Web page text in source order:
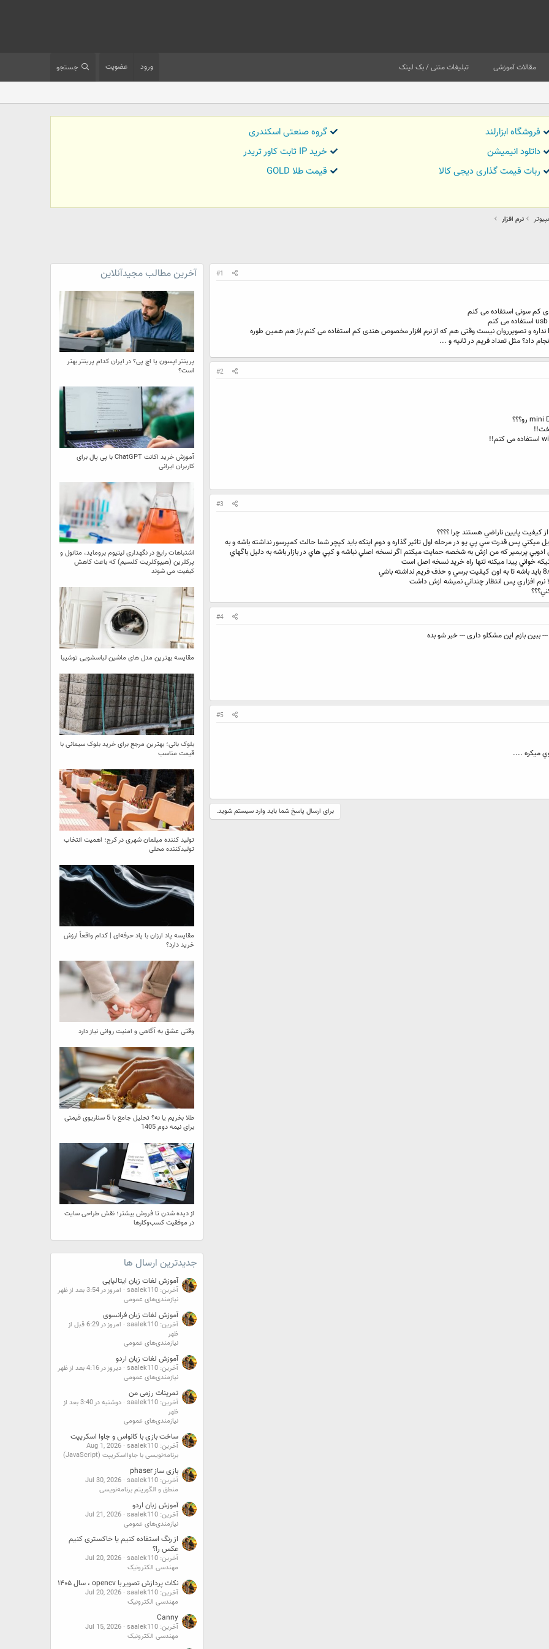
مقالات آموزشی تبلیغات متنی / بک لینک ورود عضویت جستجو
فروشگاه ابزارلند
گروه صنعتی اسکندری
داتلود انیمیشن
خرید IP ثابت کاور تریدر
ربات قیمت گذاری دیجی کالا
قیمت طلا GOLD
نرم افزار
#1
داد؟ مثل تعداد فریم در ثانیه و ...
#2
#3
کيفيت پايين ناراضي هستند چرا ؟؟؟؟
ميکني پس قدرت سي پي يو در مرحله اول تاثير گذاره و دوم اينکه بايد کپچر شما حالت کمپرسور نداشته باشه و به
پريمير که من ازش به شخصه حمايت ميکنم اگر نسخه اصلي نباشه و کپي هاي در بازار باشه به دليل باگهاي
خواني پيدا ميکنه تنها راه خريد نسخه اصل است
افزاري پس انتظار چنداني نميشه ازش داشت
#4
#5
ميكره ....
برای ارسال پاسخ شما باید وارد سیستم شوید.
آخرین مطالب مجیدآنلاین
پرینتر اپسون یا اچ پی؟ در ایران کدام پرینتر بهتر
است؟
آموزش خرید اکانت ChatGPT با پی پال برای
کاربران ایرانی
اشتباهات رایج در نگهداری لیتیوم بروماید، متانول و
پرکلرین (هیپوکلریت کلسیم) که باعث کاهش
کیفیت می‌ شوند
مقایسه بهترین مدل ‌های ماشین لباسشویی توشیبا
بلوک بانی؛ بهترین مرجع برای خرید بلوک سیمانی با
قیمت مناسب
تولید کننده مبلمان شهری در کرج؛ اهمیت انتخاب
تولیدکننده محلی
مقایسه پاد ارزان با پاد حرفه‌ای | کدام واقعاً ارزش
خرید دارد؟
وقتی عشق به آگاهی و امنیت روانی نیاز دارد
طلا بخریم یا نه؟ تحلیل جامع با 5 سناریوی قیمتی
برای نیمه دوم 1405
از دیده شدن تا فروش بیشتر؛ نقش طراحی سایت
در موفقیت کسب‌وکارها
جدیدترین ارسال ها
آموزش لغات زبان ایتالیایی
آخرین: saalek110
امروز در 3:54 بعد از ظهر
نیازمندی‌های عمومی
آموزش لغات زبان فرانسوی
آخرین: saalek110
امروز در 6:29 قبل از
ظهر
نیازمندی‌های عمومی
آموزش لغات زبان اردو
آخرین: saalek110
دیروز در 4:16 بعد از ظهر
نیازمندی‌های عمومی
تمرینات رزمی من
آخرین: saalek110
دوشنبه در 3:40 بعد از
ظهر
نیازمندی‌های عمومی
ساخت بازی با کانواس و جاوا اسکریپت
آخرین: saalek110
Aug 1, 2026
برنامه‌نویسی با جاوااسکریپت (JavaScript)
بازی ساز phaser
آخرین: saalek110
Jul 30, 2026
منطق و الگوریتم برنامه‌نویسی
آموزش زبان اردو
آخرین: saalek110
Jul 21, 2026
نیازمندی‌های عمومی
از رنگ استفاده کنیم یا خاکستری کنیم
عکس را؟
آخرین: saalek110
Jul 20, 2026
مهندسی الکترونیک
نکات پردازش تصویر با opencv ، سال ۱۴۰۵
آخرین: saalek110
Jul 20, 2026
مهندسی الکترونیک
Canny
آخرین: saalek110
Jul 15, 2026
مهندسی الکترونیک